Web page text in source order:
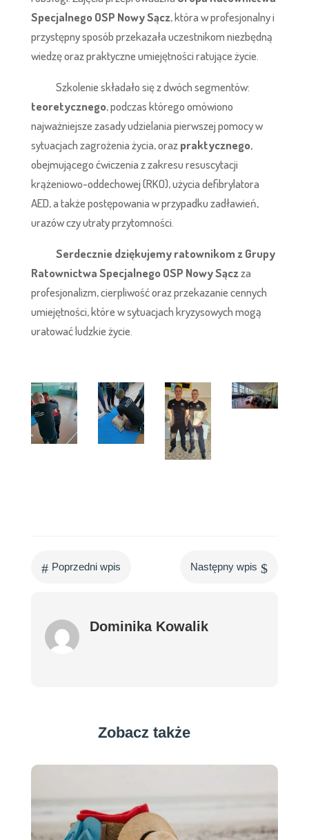
Specjalnego OSP Nowy Sącz, która w profesjonalny i
przystępny sposób przekazała uczestnikom niezbędną
wiedzę oraz praktyczne umiejętności ratujące życie.
Szkolenie składało się z dwóch segmentów:
teoretycznego, podczas którego omówiono
najważniejsze zasady udzielania pierwszej pomocy w
sytuacjach zagrożenia życia, orazpraktycznego,
obejmującego ćwiczenia z zakresu resuscytacji
krążeniowo-oddechowej (RKO), użycia defibrylatora
AED, a także postępowania w przypadku zadławień,
urazów czy utraty przytomności.
Serdecznie dziękujemy ratownikom z Grupy
Ratownictwa Specjalnego OSP Nowy Sączza
profesjonalizm, cierpliwość oraz przekazanie cennych
umiejętności, które w sytuacjach kryzysowych mogą
uratować ludzkie życie.
# Poprzedni wpis Następny wpis $
Dominika Kowalik
Zobacz także